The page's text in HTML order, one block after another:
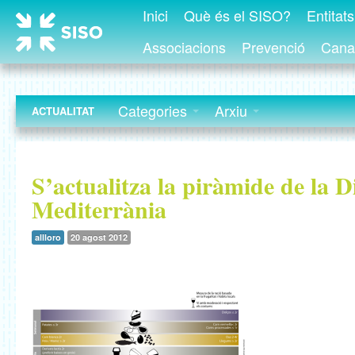
Inici Què és el SISO?
Associacions
Prevenció
ACTUALITAT Categories Arxiu
S’actualitza la piràmide de la
Mediterrània
allloro 20 agost 2012